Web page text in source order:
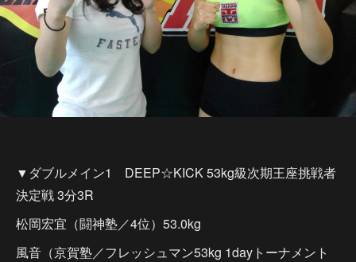
▼ダブルメイン1 DEEP☆KICK 53kg級次期王座挑戦者
決定戦 3分3R
松岡宏宜（闘神塾／4位）53.0kg
風音（京賀塾／フレッシュマン53kg 1dayトーナメント